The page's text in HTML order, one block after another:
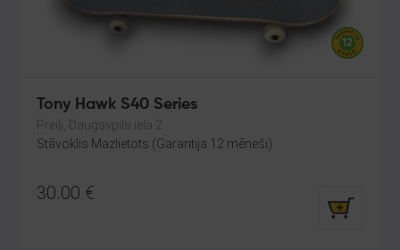
Tony Hawk S40 Series
Preiļi, Daugavpils iela 2
Stāvoklis Mazlietots (Garantija 12 mēneši)
30.00 €